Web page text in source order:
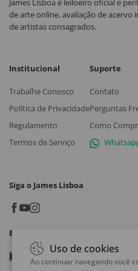
James Lisboa é leiloeiro oficial e
de arte online, avaliação de
de artistas consagrados.
Institucional
Trabalhe Conosco
Política de Privacidade
Regulamento
Termos de Serviço
Suporte
Contato
Perguntas
Como
Siga o James Lisboa
Baixe o App
Google play
Uso de cookies
Ao continuar navegando você